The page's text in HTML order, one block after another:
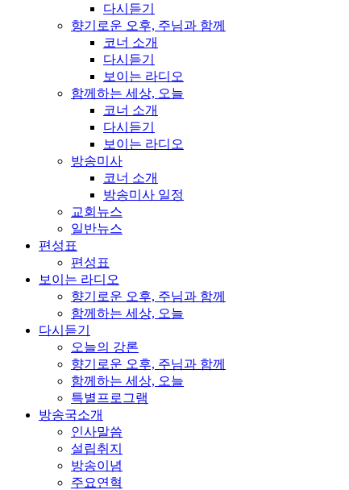
다시듣기
향기로운 오후, 주님과 함께
코너 소개
다시듣기
보이는 라디오
함께하는 세상, 오늘
코너 소개
다시듣기
보이는 라디오
방송미사
코너 소개
방송미사 일정
교회뉴스
일반뉴스
편성표
편성표
보이는 라디오
향기로운 오후, 주님과 함께
함께하는 세상, 오늘
다시듣기
오늘의 강론
향기로운 오후, 주님과 함께
함께하는 세상, 오늘
특별프로그램
방송국소개
인사말씀
설립취지
방송이념
주요연혁